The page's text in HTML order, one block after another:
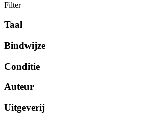
Filter
Taal
Bindwijze
Conditie
Auteur
Uitgeverij